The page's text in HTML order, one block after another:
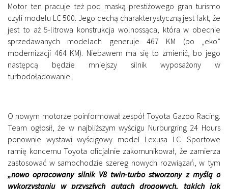
Motor ten pracuje też pod maską prestiżowego gran turismo
czyli modelu LC 500. Jego cechą charakterystyczną jest fakt, że
jest to aż 5-litrowa konstrukcja wolnossąca, która w obecnie
sprzedawanych modelach generuje 467 KM (po „eko”
modernizacji 464 KM). Niebawem ma się to zmienić, bo jego
następcą będzie mniejszy silnik wyposażony w
turbodoładowanie.
O nowym motorze poinformował zespół Toyota Gazoo Racing.
Team ogłosił, że w najbliższym wyścigu Nurburgring 24 Hours
ponownie wystawi wyścigowy model Lexusa LC. Sportowe
ramię koncernu Toyota oficjalnie zakomunikował, że zamierza
zastosować w samochodzie szereg nowych rozwiązań, w tym
„nowo opracowany silnik V8 twin-turbo stworzony z myślą o
wykorzystaniu w przyszłych autach drogowych, takich jak